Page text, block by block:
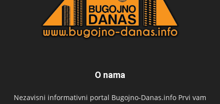
O nama
Nezavisni informativni portal Bugojno-Danas.info Prvi vam